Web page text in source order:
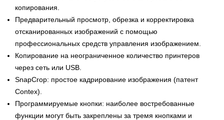
копирования.
Предварительный просмотр, обрезка и корректировка
отсканированных изображений с помощью
профессиональных средств управления изображением.
Копирование на неограниченное количество принтеров
через сеть или USB.
SnapCrop: простое кадрирование изображения (патент
Contex).
Программируемые кнопки: наиболее востребованные
функции могут быть закреплены за тремя кнопками и